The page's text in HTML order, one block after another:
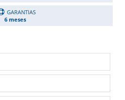
GARANTIAS
6 meses